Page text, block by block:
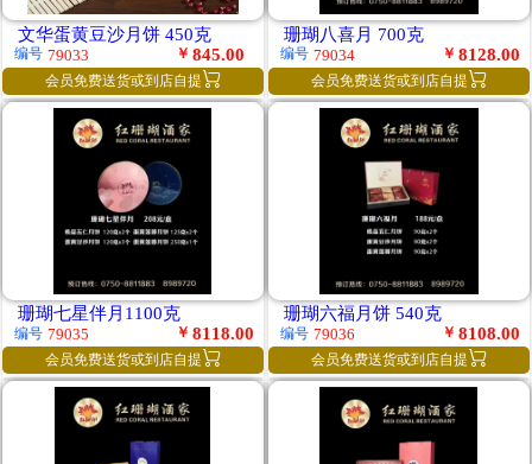
文华蛋黄豆沙月饼 450克
编号 79033 ￥ 845.00
会员免费送货或到店自提 
珊瑚八喜月 700克
编号 79034 ￥ 8128.00
会员免费送货或到店自提 
珊瑚七星伴月1100克
编号 79035 ￥ 8118.00
会员免费送货或到店自提 
珊瑚六福月饼 540克
编号 79036 ￥ 8108.00
会员免费送货或到店自提 